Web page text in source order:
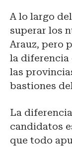
A lo largo
superar los
Arauz, pero
la diferencia
las
bastiones
La
candidatos
que todo